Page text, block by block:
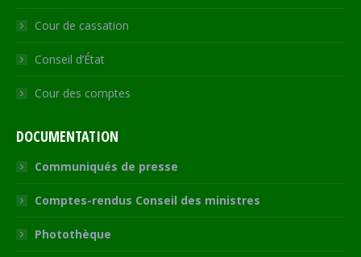
Cour de cassation
Conseil d’État
Cour des comptes
DOCUMENTATION
Communiqués de presse
Comptes-rendus Conseil des ministres
Photothèque